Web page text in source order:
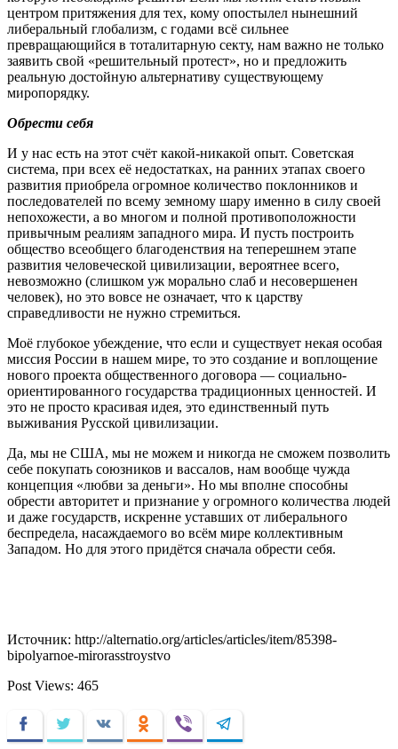
центром притяжения для тех, кому опостылел нынешний
либеральный глобализм, с годами всё сильнее
превращающийся в тоталитарную секту, нам важно не только
заявить свой «решительный протест», но и предложить
реальную достойную альтернативу существующему
миропорядку.
Обрести себя
И у нас есть на этот счёт какой-никакой опыт. Советская
система, при всех её недостатках, на ранних этапах своего
развития приобрела огромное количество поклонников и
последователей по всему земному шару именно в силу своей
непохожести, а во многом и полной противоположности
привычным реалиям западного мира. И пусть построить
общество всеобщего благоденствия на теперешнем этапе
развития человеческой цивилизации, вероятнее всего,
невозможно (слишком уж морально слаб и несовершенен
человек), но это вовсе не означает, что к царству
справедливости не нужно стремиться.
Моё глубокое убеждение, что если и существует некая особая
миссия России в нашем мире, то это создание и воплощение
нового проекта общественного договора ― социально-
ориентированного государства традиционных ценностей. И
это не просто красивая идея, это единственный путь
выживания Русской цивилизации.
Да, мы не США, мы не можем и никогда не сможем позволить
себе покупать союзников и вассалов, нам вообще чужда
концепция «любви за деньги». Но мы вполне способны
обрести авторитет и признание у огромного количества людей
и даже государств, искренне уставших от либерального
беспредела, насаждаемого во всём мире коллективным
Западом. Но для этого придётся сначала обрести себя.
Источник: http://alternatio.org/articles/articles/item/85398-
bipolyarnoe-mirorasstroystvo
Post Views: 465
FacebookTwitter VKontakteOdnoklassniki
Viber